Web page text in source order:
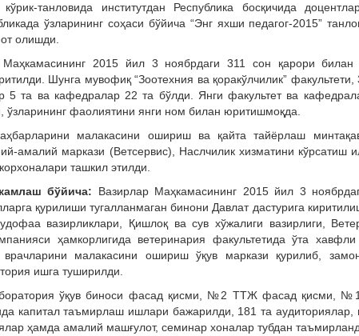
танловида институтдан Республика босқичида
ўзларининг соҳаси бўйича “Энг яхши педагог-2015”
олишди.
Маҳкамасининг 2015 йил 3 ноябрдаги 311 сон қарори билан
Шунга мувофиқ “Зоотехния ва қоракўлчилик”
5 та ва кафедралар 22 та бўлди. Янги факультет ва
фаолиятини янги ном билан юритишмоқда.
малакасини ошириш ва қайта тайёрлаш
амалий маркази (Ветсервис), Наслчилик хизматини кўрсатиш
ташкил этилди.
бўйича: Вазирлар Маҳкамасининг 2015 йил 3
қурилиши тугалланмаган бинони Давлат дастурига
вазирликлари, Қишлоқ ва сув хўжалиги вазирлиги,
ҳамкорлигида ветеринария факультетида ўта хавфли
врачларини малакасини ошириш ўқув маркази қурилиб,
ишга туширилди.
ўқув биноси фасад қисми, №2 ТТЖ фасад қисми,
капитал таъмирлаш ишлари бажарилди, 181 та аудиториялар,
ҳамда амалий машғулот, семинар хоналар тубдан